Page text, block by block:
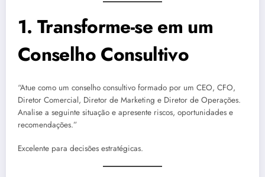
1. Transforme-se em um
Conselho Consultivo
“Atue como um conselho consultivo formado por um CEO, CFO,
Diretor Comercial, Diretor de Marketing e Diretor de Operações.
Analise a seguinte situação e apresente riscos, oportunidades e
recomendações.”
Excelente para decisões estratégicas.